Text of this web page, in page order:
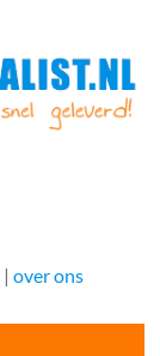
|over ons